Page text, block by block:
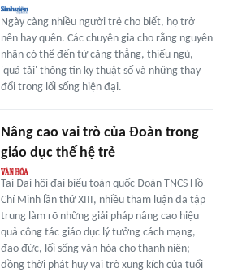
Ngày càng nhiều người trẻ cho biết, họ trở
nên hay quên. Các chuyên gia cho rằng nguyên
nhân có thể đến từ căng thẳng, thiếu ngủ,
'quá tải' thông tin kỹ thuật số và những thay
đổi trong lối sống hiện đại.
Nâng cao vai trò của Đoàn trong
giáo dục thế hệ trẻ
Tại Đại hội đại biểu toàn quốc Đoàn TNCS Hồ
Chí Minh lần thứ XIII, nhiều tham luận đã tập
trung làm rõ những giải pháp nâng cao hiệu
quả công tác giáo dục lý tưởng cách mạng,
đạo đức, lối sống văn hóa cho thanh niên;
đồng thời phát huy vai trò xung kích của tuổi